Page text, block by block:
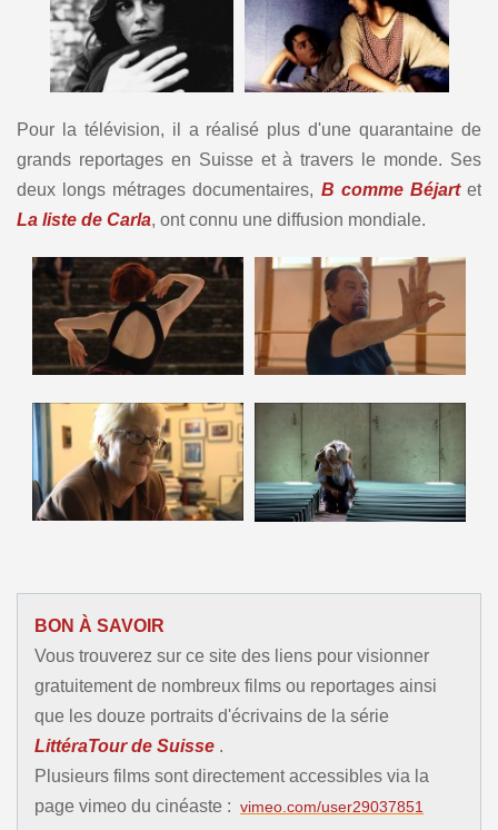
Pour la télévision, il a réalisé plus d'une quarantaine de
grands reportages en Suisse et à travers le monde. Ses
deux longs métrages documentaires, B comme Béjartet
La liste de Carla, ont connu une diffusion mondiale.
BON À SAVOIR
Vous trouverez sur ce site des liens pour visionner
gratuitement de nombreux films ou reportages ainsi
que les douze portraits d'écrivains de la série
LittéraTour de Suisse .
Plusieurs films sont directement accessibles via la
page vimeo du cinéaste : vimeo.com/user29037851